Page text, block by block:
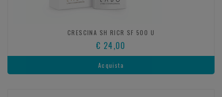
CRESCINA SH RICR SF 500 U
€ 24,00
Acquista